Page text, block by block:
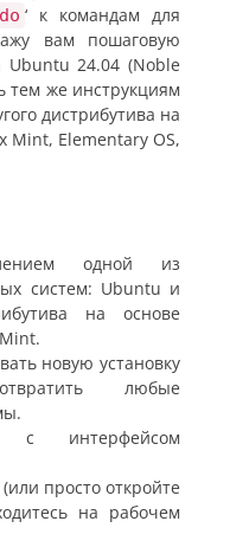
‘ к командам для
вам пошаговую
Ubuntu 24.04 (Noble
тем же инструкциям
дистрибутива на
Mint, Elementary OS,
одной из
систем: Ubuntu и
на основе
новую установку
любые
с интерфейсом
просто откройте
на рабочем